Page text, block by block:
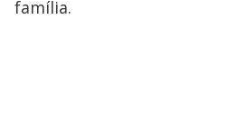
família.